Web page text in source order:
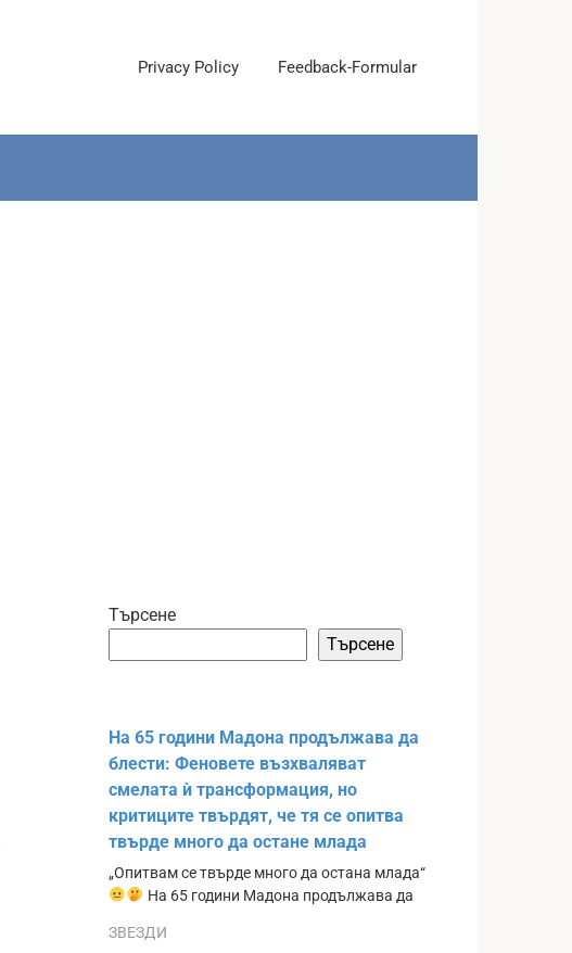
Privacy Policy Feedback-Formular
Търсене
Търсене
На 65 години Мадона продължава да
блести: Феновете възхваляват
смелата ѝ трансформация, но
критиците твърдят, че тя се опитва
твърде много да остане млада
„Опитвам се твърде много да остана млада“
На 65 години Мадона продължава да
ЗВЕЗДИ